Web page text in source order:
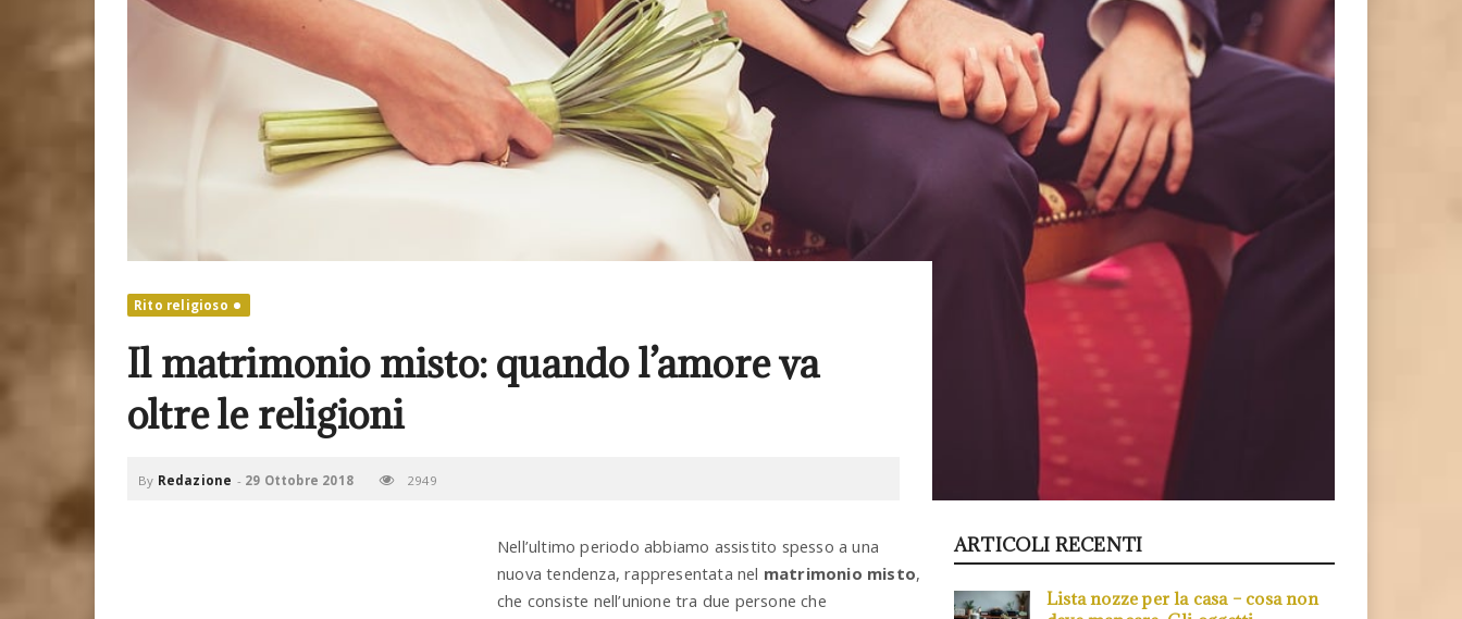
Rito religioso
Il matrimonio misto: quando l’amore va
oltre le religioni
By Redazione - 29 Ottobre 2018 2949
Nell’ultimo periodo abbiamo assistito spesso a una
nuova tendenza, rappresentata nel matrimonio misto,
che consiste nell’unione tra due persone che
ARTICOLI RECENTI
Lista nozze per la casa – cosa non